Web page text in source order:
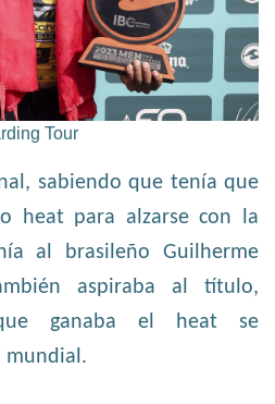
Tour
sabiendo que tenía que
heat para alzarse con la
al brasileño Guilherme
aspiraba al título,
ganaba el heat se
mundial.